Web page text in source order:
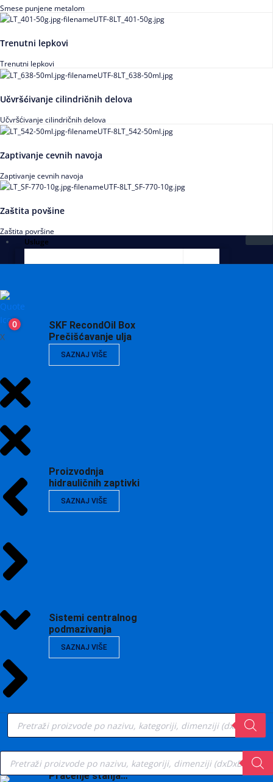
Smese punjene metalom
Trenutni lepkovi
Trenutni lepkovi
Učvršćivanje cilindričnih delova
Učvršćivanje cilindričnih delova
Zaptivanje cevnih navoja
Zaptivanje cevnih navoja
Zaštita povšine
Zaštita površine
Usluge
SKF RecondOil Box
Prečišćavanje ulja
SAZNAJ VIŠE
Proizvodnja
hidrauličnih zaptivki
SAZNAJ VIŠE
Sistemi centralnog
podmazivanja
SAZNAJ VIŠE
Vibrodijagnostika,
Praćenje stanja…
0
X
Products
search
Products
search